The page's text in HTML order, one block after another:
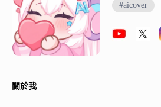
#aicover
關於我